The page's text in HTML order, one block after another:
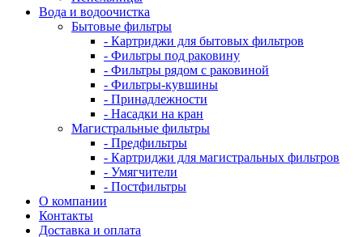
Вода и водоочистка
Бытовые фильтры
- Картриджи для бытовых фильтров
- Фильтры под раковину
- Фильтры рядом с раковиной
- Фильтры-кувшины
- Принадлежности
- Насадки на кран
Магистральные фильтры
- Предфильтры
- Картриджи для магистральных фильтров
- Умягчители
- Постфильтры
О компании
Контакты
Доставка и оплата